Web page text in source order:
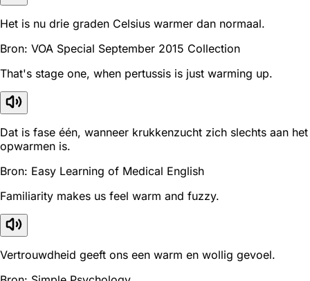
Het is nu drie graden Celsius warmer dan normaal.
Bron: VOA Special September 2015 Collection
That's stage one, when pertussis is just warming up.
Dat is fase één, wanneer krukkenzucht zich slechts aan het
opwarmen is.
Bron: Easy Learning of Medical English
Familiarity makes us feel warm and fuzzy.
Vertrouwdheid geeft ons een warm en wollig gevoel.